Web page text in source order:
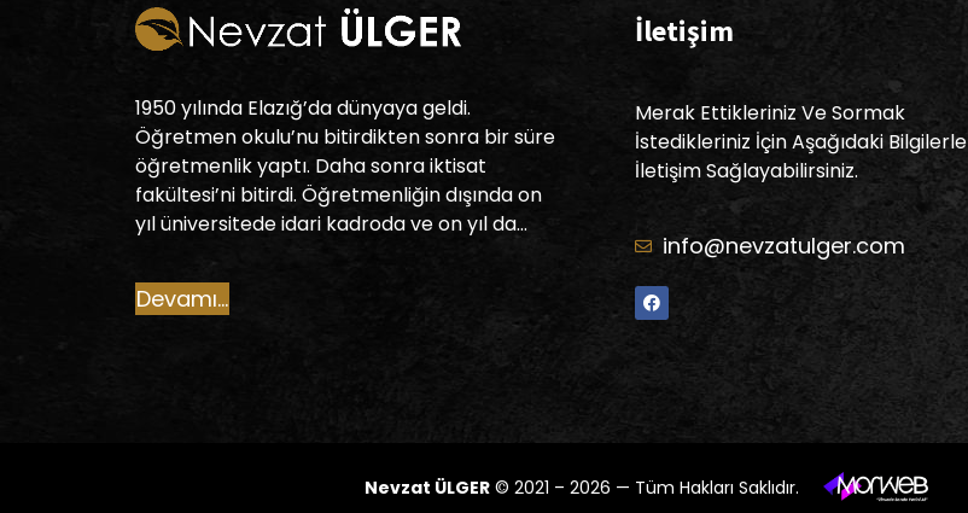
1950 yılında Elazığ’da dünyaya geldi.
Öğretmen okulu’nu bitirdikten sonra bir süre
öğretmenlik yaptı. Daha sonra iktisat
fakültesi’ni bitirdi. Öğretmenliğin dışında on
yıl üniversitede idari kadroda ve on yıl da…
Devamı...
İletişim
Merak Ettikleriniz Ve Sormak
İstedikleriniz İçin Aşağıdaki Bilgilerle
İletişim Sağlayabilirsiniz.
info@nevzatulger.com
Nevzat ÜLGER © 2021 – 2026 — Tüm Hakları Saklıdır.